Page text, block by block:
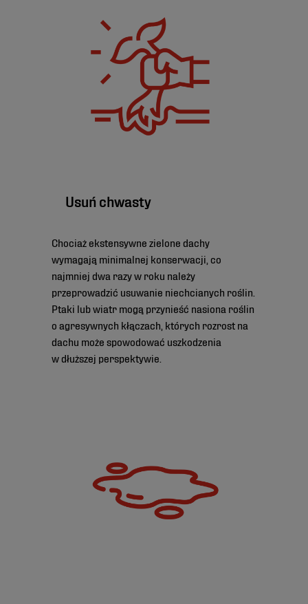
Usuń chwasty
Chociaż ekstensywne zielone dachy
wymagają minimalnej konserwacji, co
najmniej dwa razy w roku należy
przeprowadzić usuwanie niechcianych roślin.
Ptaki lub wiatr mogą przynieść nasiona roślin
o agresywnych kłączach, których rozrost na
dachu może spowodować uszkodzenia
w dłuższej perspektywie.